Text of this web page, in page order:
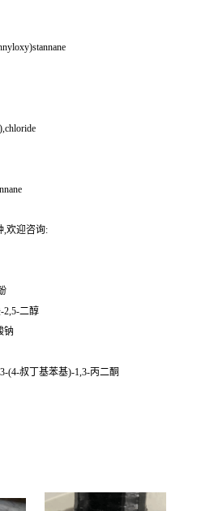
,欢迎咨询:
2,5-二醇
钠
(4-叔丁基苯基)-1,3-丙二酮